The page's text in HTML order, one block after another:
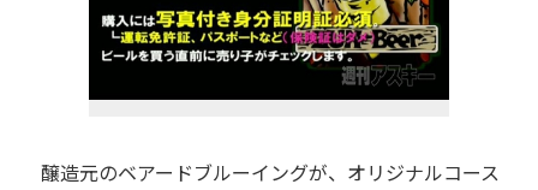
醸造元のベアードブルーイングが、オリジナルコース